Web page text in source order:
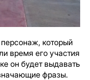
который
время его участия
он будет выдавать
фразы.